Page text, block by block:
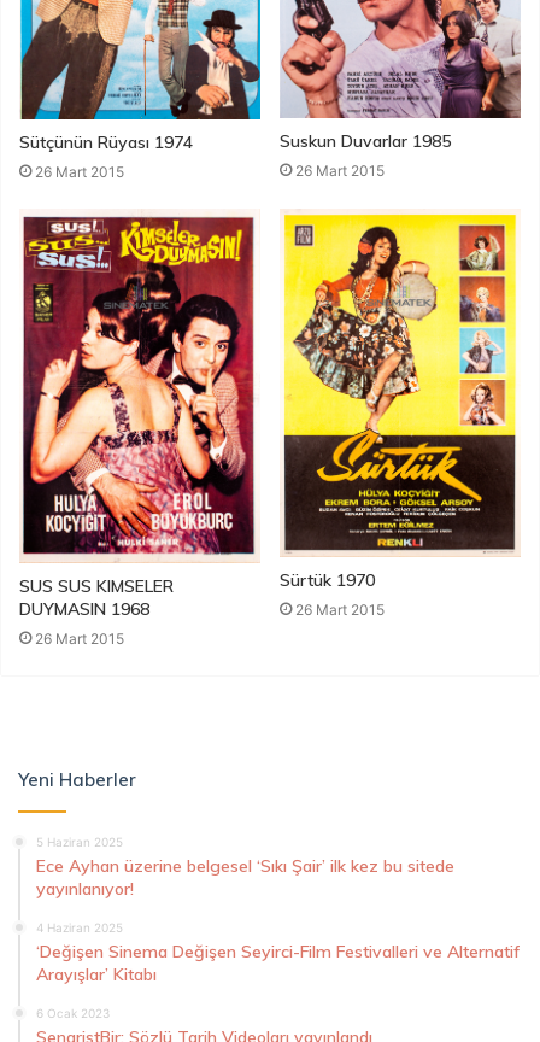
Sütçünün Rüyası 1974
26 Mart 2015
Suskun Duvarlar 1985
26 Mart 2015
SUS SUS KIMSELER
DUYMASIN 1968
26 Mart 2015
Sürtük 1970
26 Mart 2015
Yeni Haberler
5 Haziran 2025
Ece Ayhan üzerine belgesel ‘Sıkı Şair’ ilk kez bu sitede
yayınlanıyor!
4 Haziran 2025
‘Değişen Sinema Değişen Seyirci-Film Festivalleri ve Alternatif
Arayışlar’ Kitabı
6 Ocak 2023
SenaristBir: Sözlü Tarih Videoları yayınlandı